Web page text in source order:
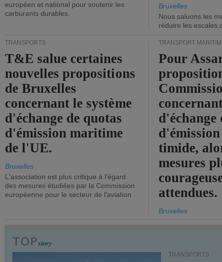
européen et national pour soutenir les
carburants durables.
Bruxelles
Nous saluons les
réduire les escales
TRANSPORTS
T&E salue certaines
nouvelles propositions
de Bruxelles
concernant le système
d'échange de quotas
d'émission maritime
de l'UE.
Bruxelles
L'association est plus critique à l'égard
des mesures étudiées par la Commission
européenne pour le secteur de l'aviation
TRANSPORT
Pour
d'échange
timide,
mesures
attendues.
Bruxelles
TRANSPORTS